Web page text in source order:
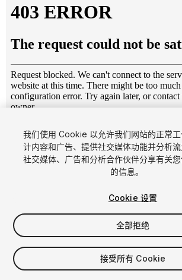
1/23
$55
增值税将在结算时计算
我们使用 Cookie 以允许我们网站的正常
计内容和广告、提供社交媒体功能并分析
社交媒体、广告和分析合作伙伴分享有关
的信息。
Cookie 设置
全部拒绝
接受所有 Cookie